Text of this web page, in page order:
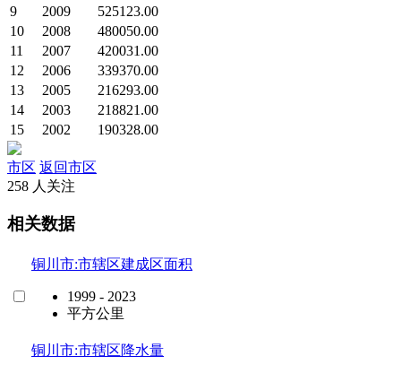
9
2009
525123.00
10
2008
480050.00
11
2007
420031.00
12
2006
339370.00
13
2005
216293.00
14
2003
218821.00
15
2002 190328.00
市区 返回市区
258 人关注
相关数据
铜川市:市辖区建成区面积
1999 - 2023
平方公里
铜川市:市辖区降水量